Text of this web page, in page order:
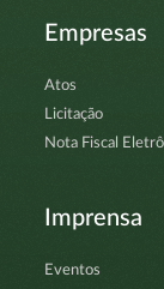
Empresas
Atos
Licitação
Nota Fiscal
Imprensa
Eventos